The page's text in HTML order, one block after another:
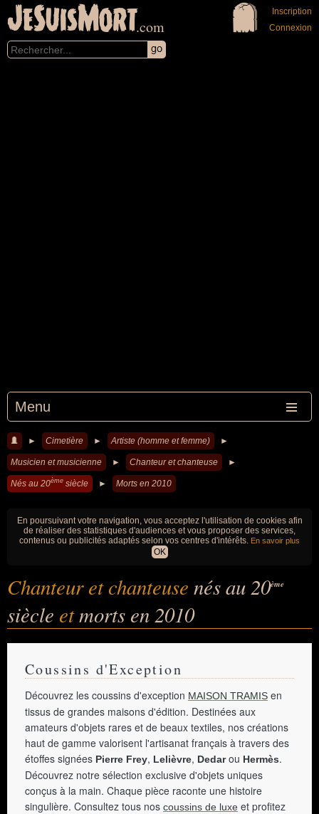
JeSuisMort.com
Menu
Inscription
Connexion
► Cimetière ► Artiste (homme et femme) ►
Musicien et musicienne ► Chanteur et chanteuse ►
Nés au 20ème siècle ► Morts en 2010
En poursuivant votre navigation, vous acceptez l'utilisation de cookies afin
de réaliser des statistiques d'audiences et vous proposer des services,
contenus ou publicités adaptés selon vos centres d'intérêts. En savoir plus
OK
Chanteur et chanteuse nés au 20ème
siècle etmorts en 2010
Coussins d'Exception
Découvrez les coussins d'exception MAISON TRAMIS en
tissus de grandes maisons d'édition. Destinées aux
amateurs d'objets rares et de beaux textiles, nos créations
haut de gamme valorisent l'artisanat français à travers des
étoffes signées Pierre Frey, Lelièvre, Dedarou Hermès.
Découvrez notre sélection exclusive d'objets uniques
conçus à la main. Chaque pièce raconte une histoire
singulière. Consultez tous nos coussins de luxe et profitez